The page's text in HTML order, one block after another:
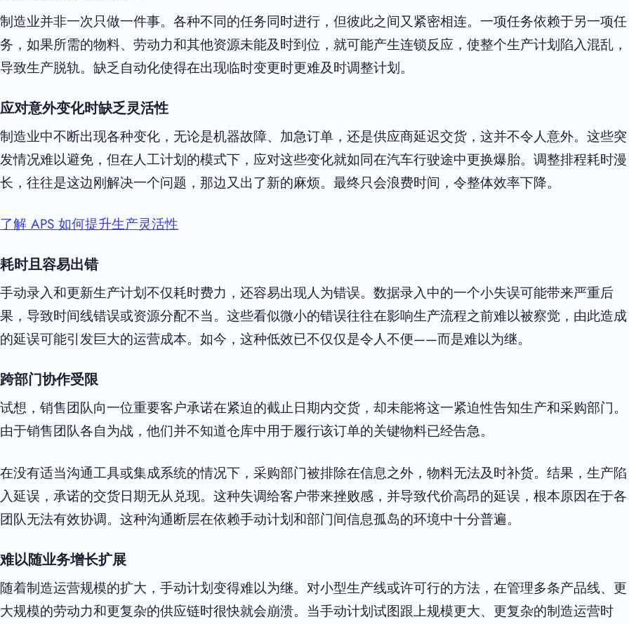
制造业并非一次只做一件事。各种不同的任务同时进行，但彼此之间又紧密相连。一项任务依赖于另一项任
务，如果所需的物料、劳动力和其他资源未能及时到位，就可能产生连锁反应，使整个生产计划陷入混乱，
导致生产脱轨。缺乏自动化使得在出现临时变更时更难及时调整计划。
应对意外变化时缺乏灵活性
制造业中不断出现各种变化，无论是机器故障、加急订单，还是供应商延迟交货，这并不令人意外。这些突
发情况难以避免，但在人工计划的模式下，应对这些变化就如同在汽车行驶途中更换爆胎。调整排程耗时漫
长，往往是这边刚解决一个问题，那边又出了新的麻烦。最终只会浪费时间，令整体效率下降。
了解 APS 如何提升生产灵活性
耗时且容易出错
手动录入和更新生产计划不仅耗时费力，还容易出现人为错误。数据录入中的一个小失误可能带来严重后
果，导致时间线错误或资源分配不当。这些看似微小的错误往往在影响生产流程之前难以被察觉，由此造成
的延误可能引发巨大的运营成本。如今，这种低效已不仅仅是令人不便——而是难以为继。
跨部门协作受限
试想，销售团队向一位重要客户承诺在紧迫的截止日期内交货，却未能将这一紧迫性告知生产和采购部门。
由于销售团队各自为战，他们并不知道仓库中用于履行该订单的关键物料已经告急。
在没有适当沟通工具或集成系统的情况下，采购部门被排除在信息之外，物料无法及时补货。结果，生产陷
入延误，承诺的交货日期无从兑现。这种失调给客户带来挫败感，并导致代价高昂的延误，根本原因在于各
团队无法有效协调。这种沟通断层在依赖手动计划和部门间信息孤岛的环境中十分普遍。
难以随业务增长扩展
随着制造运营规模的扩大，手动计划变得难以为继。对小型生产线或许可行的方法，在管理多条产品线、更
大规模的劳动力和更复杂的供应链时很快就会崩溃。当手动计划试图跟上规模更大、更复杂的制造运营时